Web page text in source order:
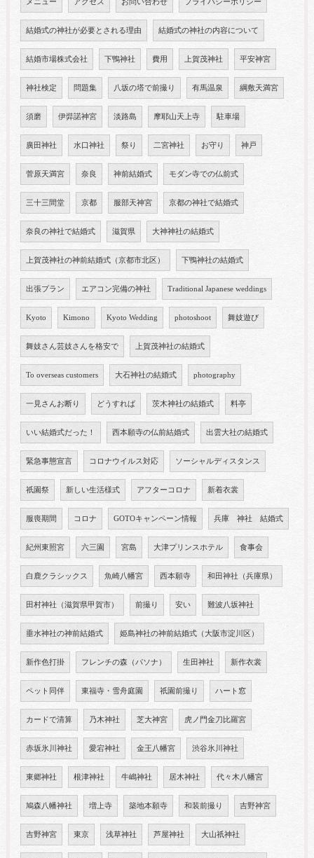
結婚式の神社が必要とされる理由 結婚式の神社の内容について
結婚市場株式会社 下鴨神社 費用 上賀茂神社 平安神宮
神社検定 問題集 八坂の塔で前撮り 有馬温泉 綱敷天満宮
須磨 伊弉諾神宮 淡路島 摩耶山天上寺 駐車場
廣田神社 水口神社 祭り 二宮神社 お守り 神戸
菅原天満宮 奈良 神前結婚式 モダン寺での仏前式
三十三間堂 京都 服部天神宮 京都の神社で結婚式
奈良の神社で結婚式 滋賀県 大神神社の結婚式
上賀茂神社の神前結婚式（京都市北区） 下鴨神社の結婚式
出張プラン エアコン完備の神社 Traditional Japanese weddings
Kyoto Kimono Kyoto Wedding photoshoot 舞妓遊び
舞妓さん芸妓さんを格安で 上賀茂神社の結婚式
To overseas customers 大石神社の結婚式 photography
一見さんお断り どうすれば 茨木神社の結婚式 料亭
いい結婚式だった！ 西本願寺の仏前結婚式 出雲大社の結婚式
緊急事態宣言 コロナウイルス対応 ソーシャルディスタンス
祇園祭 新しい生活様式 アフターコロナ 新着衣裳
服喪期間 コロナ GOTOキャンペーン情報 兵庫 神社 結婚式
紀州東照宮 六三園 宮島 大津プリンスホテル 食事会
白鹿クラシックス 魚崎八幡宮 西本願寺 和田神社（兵庫県）
田村神社（滋賀県甲賀市） 前撮り 安い 難波八坂神社
垂水神社の神前結婚式 姫島神社の神前結婚式（大阪市淀川区）
新作色打掛 フレンチの森（パソナ） 生田神社 新作衣裳
ペット同伴 東福寺・雪舟庭園 祇園前撮り ハート窓
カードで清算 乃木神社 芝大神宮 虎ノ門金刀比羅宮
赤坂氷川神社 愛宕神社 金王八幡宮 渋谷氷川神社
東郷神社 根津神社 牛嶋神社 居木神社 代々木八幡宮
鳩森八幡神社 増上寺 築地本願寺 和装前撮り 吉野神宮
吉野神宮 東京 浅草神社 芦屋神社 大山祇神社